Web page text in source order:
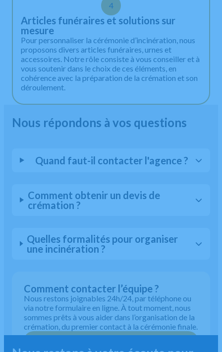
4
Articles funéraires et solutions sur
mesure
Pour personnaliser la cérémonie d’incinération, nous
proposons divers articles funéraires, urnes et
accessoires. Notre rôle consiste à vous conseiller et à
vous soutenir dans le choix de ces éléments, en
cohérence avec la préparation de la crémation et son
déroulement.
Nous répondons à vos questions
Quand faut-il contacter l'agence ?
Comment obtenir un devis de
crémation ?
Quelles formalités pour organiser
une incinération ?
Comment contacter l’équipe ?
Nous restons joignables 24h/24, par téléphone ou
via notre formulaire en ligne. À tout moment, nous
sommes prêts à vous aider dans l’organisation de la
crémation, du premier contact à la cérémonie finale.